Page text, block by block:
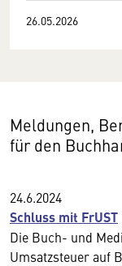
26.05.2026
Meldungen,
für den
24.6.2024
Schluss mit FrUST
Die Buch- und
Umsatzsteuer auf